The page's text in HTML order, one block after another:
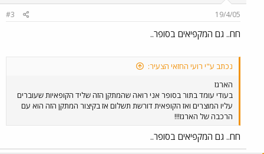
19/4/05
#3
חח.. גם המקפיאים בסופר..
נכתב ע"י רועי החזאי הצעיר:
הארגז
בעודי עומד בתור בסופר אני רואה שהמתקן הזה שליד הקופאיות שעוברים
עליו המוצרים ואז הקופאית דורשת תשלום אז בקיצור המתקן הזה הוא עם
הרכבה של הארגז!!!
חח.. גם המקפיאים בסופר..